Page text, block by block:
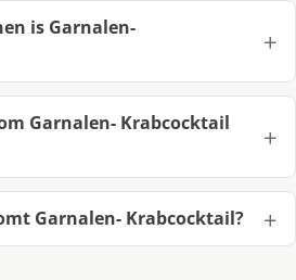
is Garnalen-
Garnalen- Krabcocktail
Garnalen- Krabcocktail?